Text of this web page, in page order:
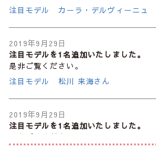
注目モデル カーラ・デルヴィーニュ
2019年9月29日
注目モデルを1名追加いたしました。
是非ご覧ください。
注目モデル 松川 来海さん
2019年9月29日
注目モデルを1名追加いたしました。
是非ご覧ください。